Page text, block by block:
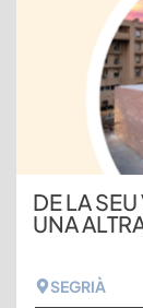
DE LA
UNA
SEGRIÀ